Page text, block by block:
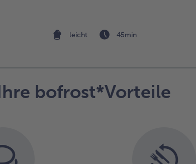
leicht 45min
bofrost*Vorteile